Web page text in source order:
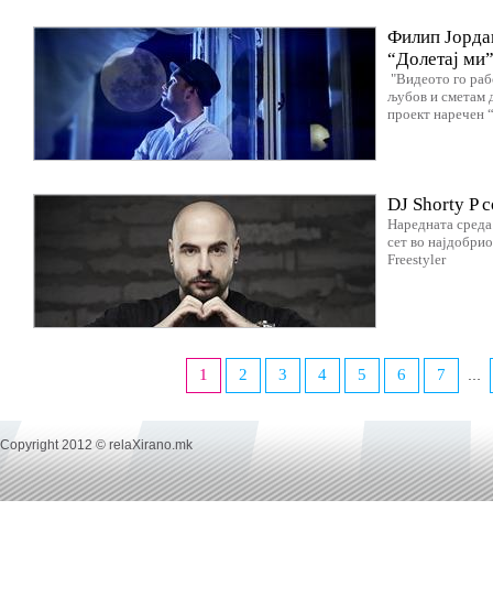
Филип
“Долетај ми”
"Видеото го
љубов и сметам
проект наречен
DJ Shorty P
Наредната
сет во
Freestyler
1 2 3 4 5 6 7 …
Copyright 2012 © relaXirano.mk